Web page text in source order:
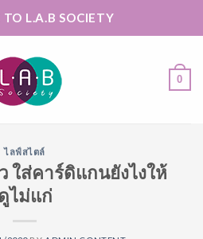
L.A.B SOCIETY
0
ไลฟ์สไตล์
ใส่คาร์ดิแกนยังไงให้
ไม่แก่